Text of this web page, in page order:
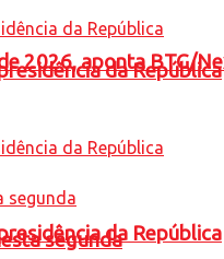
2026, aponta BTG/
da República
da República
segunda